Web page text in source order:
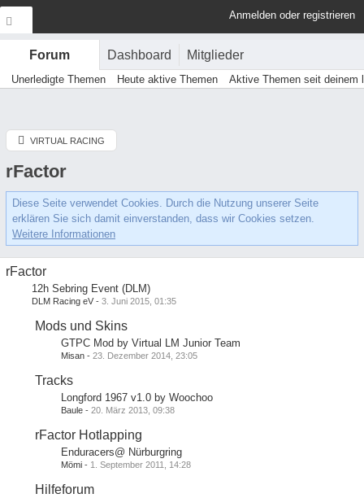
Anmelden oder registrieren
Forum Dashboard Mitglieder
Unerledigte Themen Heute aktive Themen Aktive Themen seit deinem
VIRTUAL RACING
rFactor
Diese Seite verwendet Cookies. Durch die Nutzung unserer Seite
erklären Sie sich damit einverstanden, dass wir Cookies setzen.
Weitere Informationen
rFactor
12h Sebring Event (DLM)
DLM Racing eV - 3. Juni 2015, 01:35
Mods und Skins
GTPC Mod by Virtual LM Junior Team
Misan - 23. Dezember 2014, 23:05
Tracks
Longford 1967 v1.0 by Woochoo
Baule - 20. März 2013, 09:38
rFactor Hotlapping
Enduracers@ Nürburgring
Mömi - 1. September 2011, 14:28
Hilfeforum